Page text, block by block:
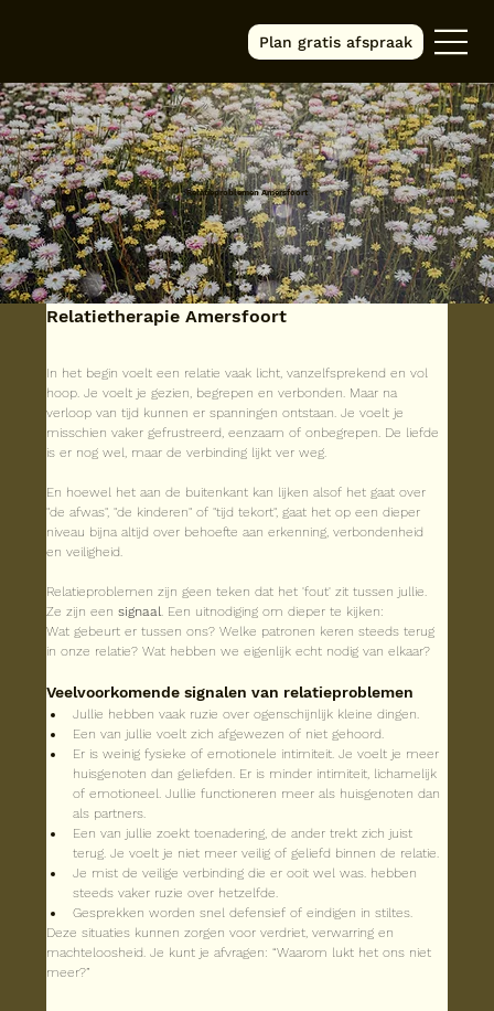
Plan gratis afspraak
Relatieproblemen Amersfoort
Relatietherapie Amersfoort
In het begin voelt een relatie vaak licht, vanzelfsprekend en vol
hoop. Je voelt je gezien, begrepen en verbonden. Maar na
verloop van tijd kunnen er spanningen ontstaan. Je voelt je
misschien vaker gefrustreerd, eenzaam of onbegrepen. De liefde
is er nog wel, maar de verbinding lijkt ver weg.
En hoewel het aan de buitenkant kan lijken alsof het gaat over
"de afwas", "de kinderen" of "tijd tekort", gaat het op een dieper
niveau bijna altijd over behoefte aan erkenning, verbondenheid
en veiligheid.
Relatieproblemen zijn geen teken dat het 'fout' zit tussen jullie.
Ze zijn een signaal . Een uitnodiging om dieper te kijken:
Wat gebeurt er tussen ons? Welke patronen keren steeds terug
in onze relatie? Wat hebben we eigenlijk echt nodig van elkaar?
Veelvoorkomende signalen van relatieproblemen
Jullie hebben vaak ruzie over ogenschijnlijk kleine dingen.
Een van jullie voelt zich afgewezen of niet gehoord.
Er is weinig fysieke of emotionele intimiteit. Je voelt je meer
huisgenoten dan geliefden. Er is minder intimiteit, lichamelijk
of emotioneel. Jullie functioneren meer als huisgenoten dan
als partners.
Een van jullie zoekt toenadering, de ander trekt zich juist
terug. Je voelt je niet meer veilig of geliefd binnen de relatie.
Je mist de veilige verbinding die er ooit wel was. hebben
steeds vaker ruzie over hetzelfde.
Gesprekken worden snel defensief of eindigen in stiltes.
Deze situaties kunnen zorgen voor verdriet, verwarring en
machteloosheid. Je kunt je afvragen: “Waarom lukt het ons niet
meer?”